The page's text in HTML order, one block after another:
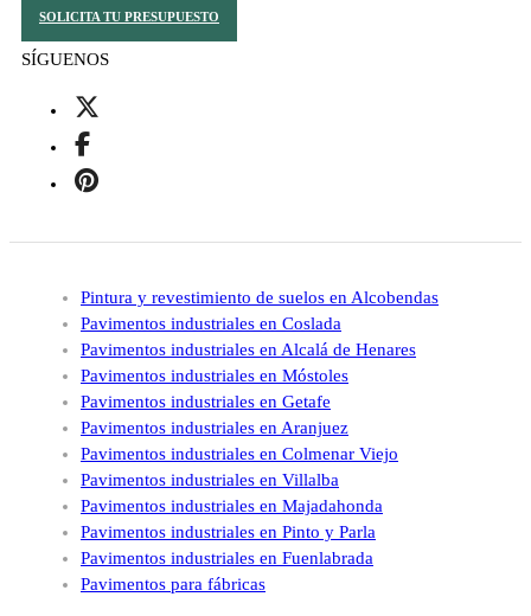
SOLICITA TU PRESUPUESTO
SÍGUENOS
Pintura y revestimiento de suelos en Alcobendas
Pavimentos industriales en Coslada
Pavimentos industriales en Alcalá de Henares
Pavimentos industriales en Móstoles
Pavimentos industriales en Getafe
Pavimentos industriales en Aranjuez
Pavimentos industriales en Colmenar Viejo
Pavimentos industriales en Villalba
Pavimentos industriales en Majadahonda
Pavimentos industriales en Pinto y Parla
Pavimentos industriales en Fuenlabrada
Pavimentos para fábricas